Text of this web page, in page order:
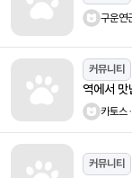
구운연
커뮤니티
역에서 맛
카토스
커뮤니티